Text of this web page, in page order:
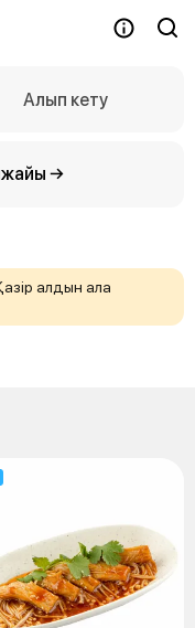
Алып кету
→
алдын ала